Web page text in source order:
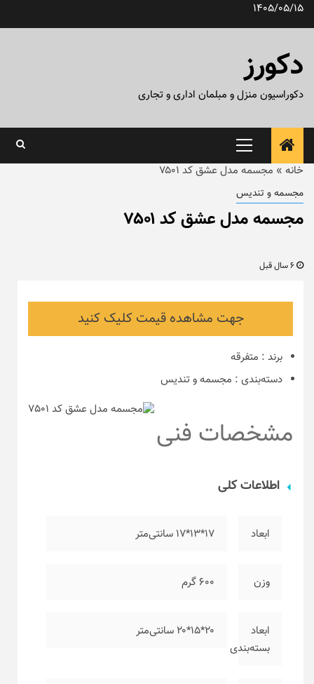
پرش1405/05/15
دکورز
دکوراسیون منزل و مبلمان اداری و تجاری
منوی
اصلی
خانه » مجسمه مدل عشق کد ۷۵۰۱
مجسمه و تندیس
مجسمه مدل عشق کد ۷۵۰۱
جهت مشاهده قیمت کلیک کنید
برند : متفرقه
دسته‌بندی : مجسمه و تندیس
مشخصات فنی
اطلاعات کلی
ابعاد ۱۷*۱۳*۱۷ سانتی‌متر
وزن ۶۰۰ گرم
ابعاد
بسته‌بندی
۲۰*۱۵*۲۰ سانتی‌متر